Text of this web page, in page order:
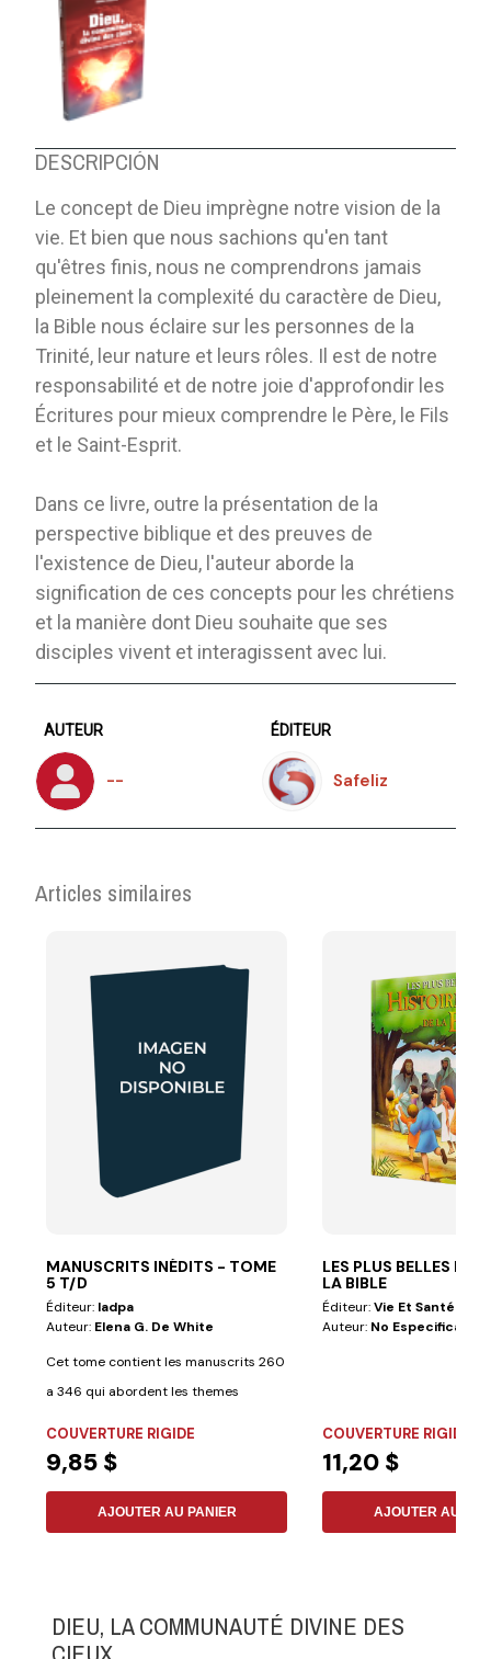
DESCRIPCIÓN
Le concept de Dieu imprègne notre vision de la
vie. Et bien que nous sachions qu'en tant
qu'êtres finis, nous ne comprendrons jamais
pleinement la complexité du caractère de Dieu,
la Bible nous éclaire sur les personnes de la
Trinité, leur nature et leurs rôles. Il est de notre
responsabilité et de notre joie d'approfondir les
Écritures pour mieux comprendre le Père, le Fils
et le Saint-Esprit.
Dans ce livre, outre la présentation de la
perspective biblique et des preuves de
l'existence de Dieu, l'auteur aborde la
signification de ces concepts pour les chrétiens
et la manière dont Dieu souhaite que ses
disciples vivent et interagissent avec lui.
AUTEUR
--
ÉDITEUR
Safeliz
Articles similaires
MANUSCRITS INÉDITS - TOME
5 T/D
Éditeur: Iadpa
Auteur: Elena G. De White
Cet tome contient les manuscrits 260
a 346 qui abordent les themes
COUVERTURE RIGIDE
9,85 $
AJOUTER AU PANIER
LES PLUS BELLES
LA BIBLE
Éditeur:Vie Et Santé
Auteur: No Especificado
COUVERTURE RIGIDE
11,20 $
AJOUTER AU
DIEU, LA COMMUNAUTÉ DIVINE DES